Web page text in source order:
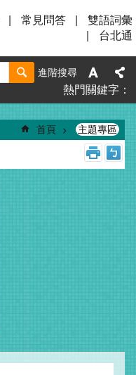
常見問答
雙語詞彙
台北通
進階搜尋
熱門關鍵字
首頁 主題專區